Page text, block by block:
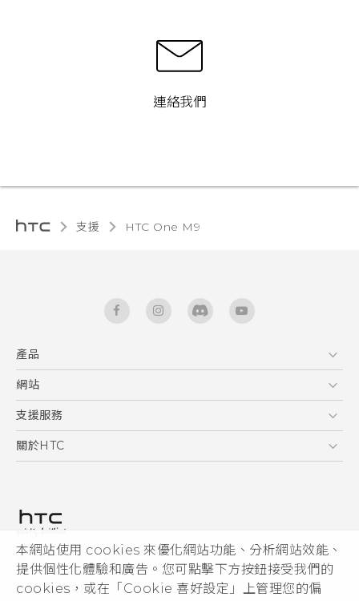
本網站使用 cookies 來優化網站功能、分析網站效能、
提供個性化體驗和廣告。您可點擊下方按鈕接受我們的
cookies，或在「Cookie 喜好設定」上管理您的偏
連絡我們
支援 HTC One M9‎
新功能(Android 7 Nougat)
產品
5G
智能手機
區塊鍊手機
網站
HTC Dev
HTC Research
支援服務
服務中心
關於HTC
私隱政策
產品安全
加入HTC
Security and Privacy Whitepaper
© 2011-2026 HTC Corporation
HTC 法律文件